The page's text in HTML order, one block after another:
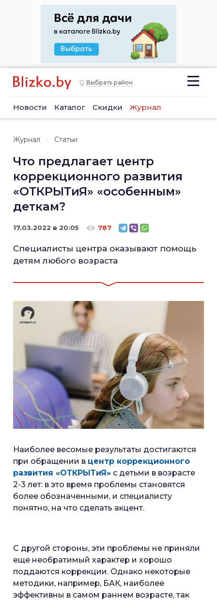
Выбрать район
Новости Каталог Скидки Журнал
Журнал Статьи
Что предлагает центр
коррекционного развития
«ОТКРЫТиЯ» «особенным»
деткам?
17.03.2022 в 20:05 787
Специалисты центра оказывают помощь
детям любого возраста
Наиболее весомые результаты достигаются
при обращении в центр коррекционного
развития «ОТКРЫТиЯ» с детьми в возрасте
2-3 лет: в это время проблемы становятся
более обозначенными, и специалисту
понятно, на что сделать акцент.
С другой стороны, эти проблемы не приняли
еще необратимый характер и хорошо
поддаются коррекции. Однако некоторые
методики, например, БАК, наиболее
эффективны в самом раннем возрасте, так